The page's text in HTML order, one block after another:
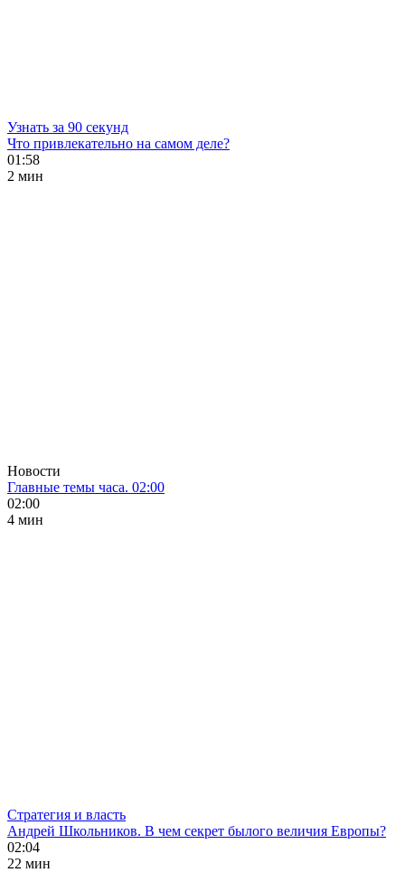
Узнать за 90 секунд
Что привлекательно на самом деле?
01:58
2 мин
Новости
Главные темы часа. 02:00
02:00
4 мин
Стратегия и власть
Андрей Школьников. В чем секрет былого величия Европы?
02:04
22 мин